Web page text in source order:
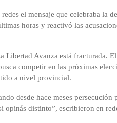
el mensaje que celebraba la
horas y reactivó las
Libertad Avanza está fracturada.
competir en las próximas
a nivel provincial.
desde hace meses
opinás distinto”, escribieron en